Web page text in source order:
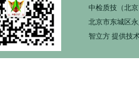
中检质技（北
北京市东城区
智立方提供技